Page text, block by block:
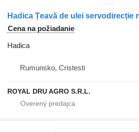
Cena na požiadanie
Hadica
Rumunsko, Cristesti
ROYAL DRU AGRO S.R.L.